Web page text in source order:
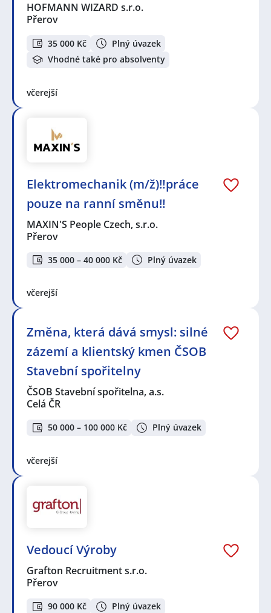
HOFMANN WIZARD s.r.o.
Přerov
35 000 Kč
Plný úvazek
Vhodné také pro absolventy
včerejší
Elektromechanik (m/ž)‼️práce
pouze na ranní směnu‼️
MAXIN'S People Czech, s.r.o.
Přerov
35 000 – 40 000 Kč Plný úvazek
včerejší
Změna, která dává smysl: silné
zázemí a klientský kmen ČSOB
Stavební spořitelny
ČSOB Stavební spořitelna, a.s.
Celá ČR
50 000 – 100 000 Kč Plný úvazek
včerejší
Vedoucí Výroby
Grafton Recruitment s.r.o.
Přerov
90 000 Kč Plný úvazek